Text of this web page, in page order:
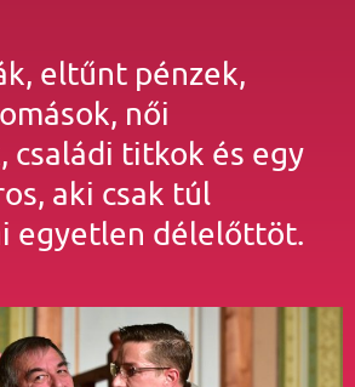
eltűnt pénzek,
női
családi titkok és egy
aki csak túl
egyetlen délelőttöt.